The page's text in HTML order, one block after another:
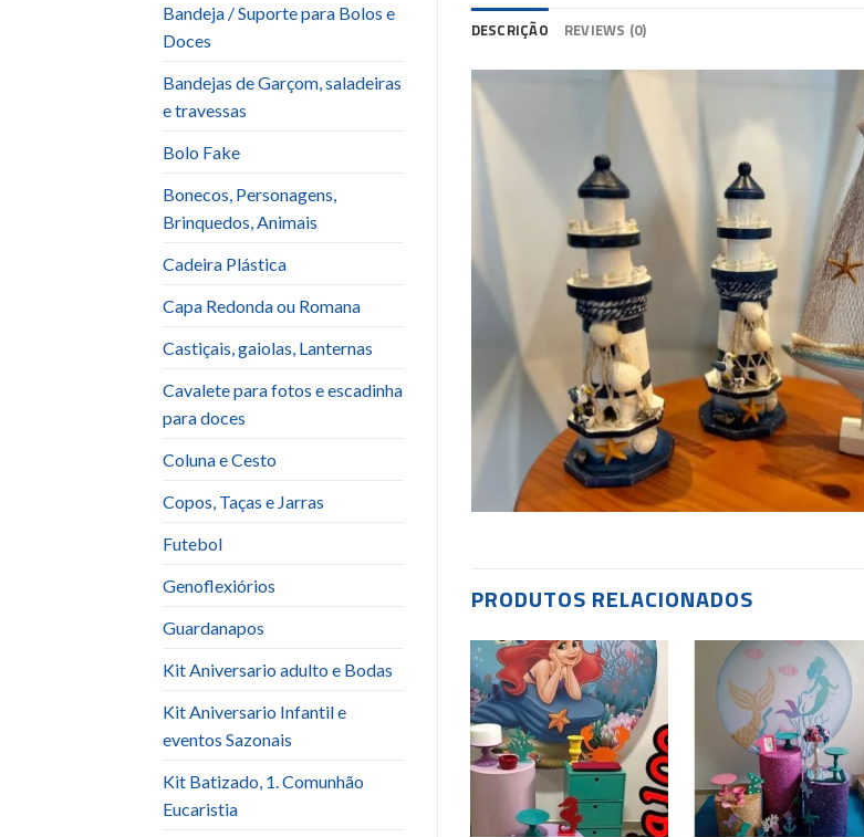
Bandeja / Suporte para Bolos e
Doces
Bandejas de Garçom, saladeiras
e travessas
Bolo Fake
Bonecos, Personagens,
Brinquedos, Animais
Cadeira Plástica
Capa Redonda ou Romana
Castiçais, gaiolas, Lanternas
Cavalete para fotos e escadinha
para doces
Coluna e Cesto
Copos, Taças e Jarras
Futebol
Genoflexiórios
Guardanapos
Kit Aniversario adulto e Bodas
Kit Aniversario Infantil e
eventos Sazonais
Kit Batizado, 1. Comunhão
Eucaristia
DESCRIÇÃO REVIEWS (0)
PRODUTOS RELACIONADOS
Add to
wishlist
Add to
wishlist
wishlist